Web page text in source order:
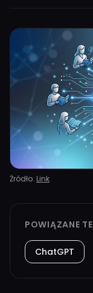
Źródło: Link
POWIĄZANE
ChatGPT